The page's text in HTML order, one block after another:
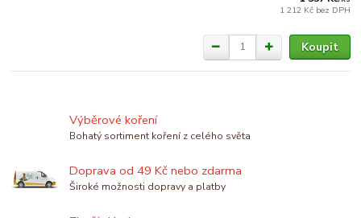
1 212 Kč bez DPH
Koupit
Výběrové koření
Bohatý sortiment koření z celého světa
Doprava od 49 Kč nebo zdarma
Široké možnosti dopravy a platby